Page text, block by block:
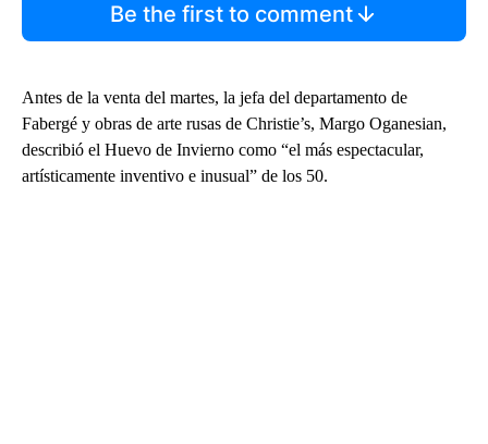
Be the first to comment
Antes de la venta del martes, la jefa del departamento de
Fabergé y obras de arte rusas de Christie’s, Margo Oganesian,
describió el Huevo de Invierno como “el más espectacular,
artísticamente inventivo e inusual” de los 50.